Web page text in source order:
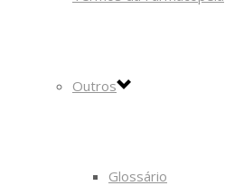
Outros
Glossário